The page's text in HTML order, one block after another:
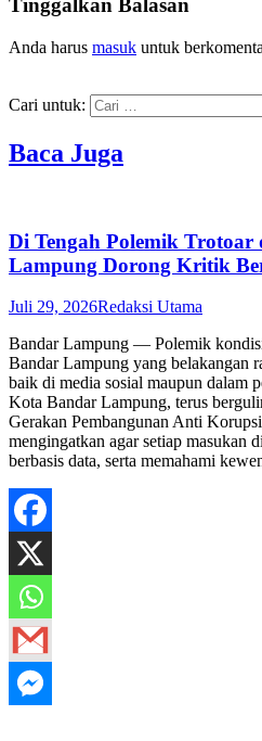
Tinggalkan Balasan
Anda harus masuk untuk
Cari untuk:
Baca Juga
Di Tengah Polemik Trotoar
Lampung Dorong Kritik
Juli 29, 2026Redaksi Utama
Bandar Lampung — Polemik
Bandar Lampung yang belakangan
baik di media sosial maupun dalam
Kota Bandar Lampung, terus
Gerakan Pembangunan Anti
mengingatkan agar setiap masukan
berbasis data, serta memahami